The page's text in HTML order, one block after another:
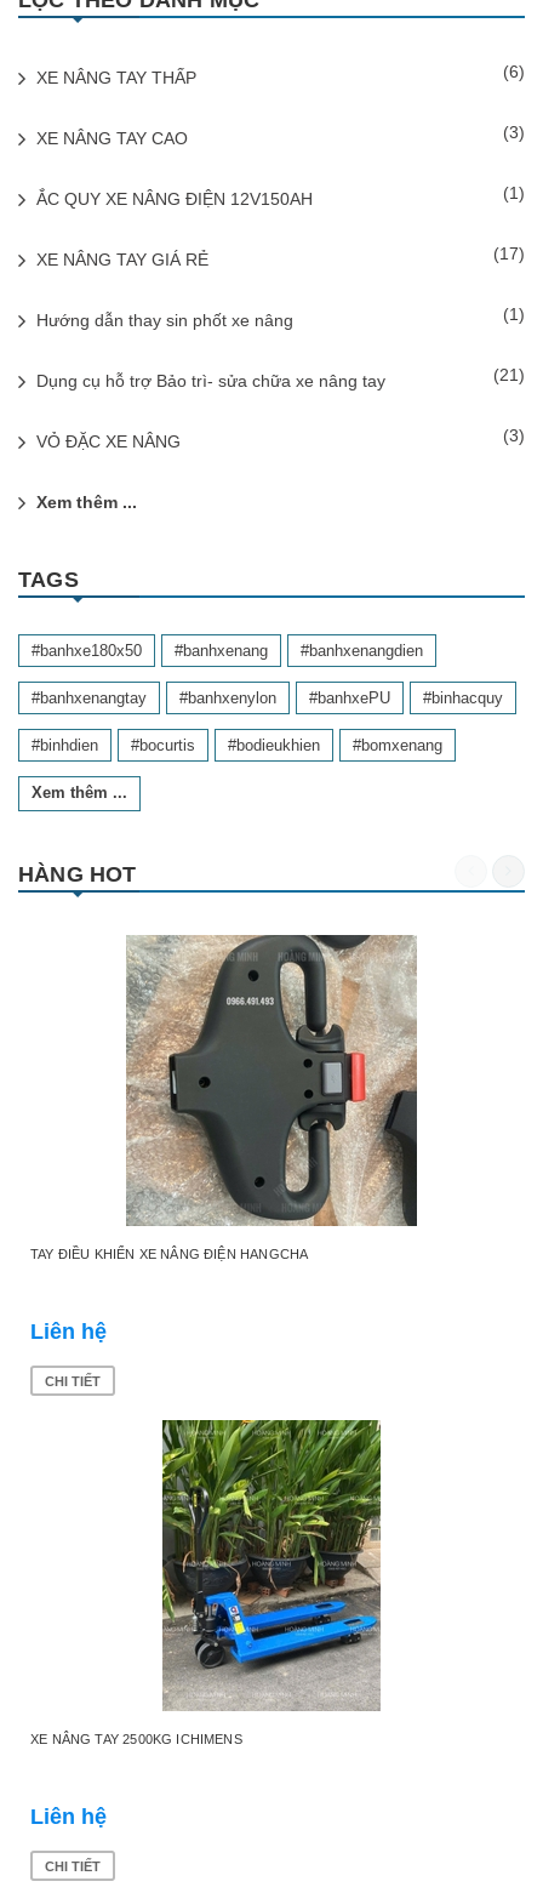
XE NÂNG TAY THẤP (6)
XE NÂNG TAY CAO (3)
ẮC QUY XE NÂNG ĐIỆN 12V150AH (1)
XE NÂNG TAY GIÁ RẺ (17)
Hướng dẫn thay sin phốt xe nâng (1)
Dụng cụ hỗ trợ Bảo trì- sửa chữa xe nâng tay (21)
VỎ ĐẶC XE NÂNG (3)
Xem thêm ...
TAGS
#banhxe180x50 #banhxenang #banhxenangdien
#banhxenangtay #banhxenylon #banhxePU #binhacquy
#binhdien #bocurtis #bodieukhien #bomxenang
Xem thêm ...
HÀNG HOT
TAY ĐIỀU KHIỂN XE NÂNG ĐIỆN HANGCHA
Liên hệ
CHI TIẾT
XE NÂNG TAY 2500KG ICHIMENS
Liên hệ
CHI TIẾT